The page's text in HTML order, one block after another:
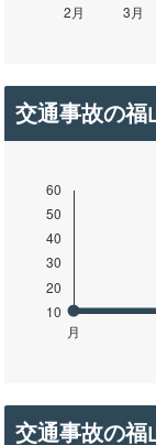
交通事故の福
交通事故の福